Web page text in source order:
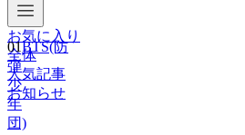
お気に入り
全体
人気記事
お知らせ
01BTS(防
弾
少
年
団)